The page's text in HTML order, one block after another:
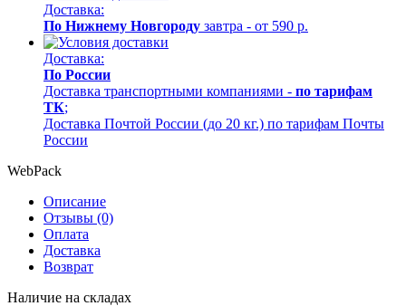
Доставка:
По Нижнему Новгороду завтра - от 590 р.
Доставка:
По России
Доставка транспортными компаниями - по тарифам
ТК;
Доставка Почтой России (до 20 кг.) по тарифам Почты
России
WebPack
Описание
Отзывы (0)
Оплата
Доставка
Возврат
Наличие на складах